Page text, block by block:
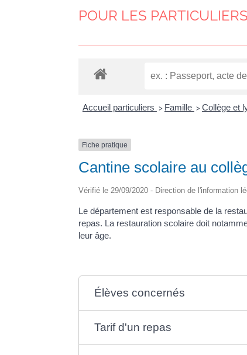
POUR LES PARTICULIERS
Accueil particuliers > Famille > Collège et
Fiche pratique
Cantine scolaire au
Vérifié le 29/09/2020 - Direction de l'information
Le département est responsable de la
repas. La restauration scolaire doit
leur âge.
Élèves concernés
Tarif d'un repas